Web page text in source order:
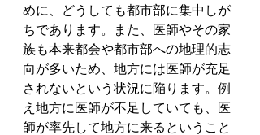
めに、どうしても都市部に集中しが
ちであります。また、医師やその家
族も本来都会や都市部への地理的志
向が多いため、地方には医師が充足
されないという状況に陥ります。例
え地方に医師が不足していても、医
師が率先して地方に来るということ